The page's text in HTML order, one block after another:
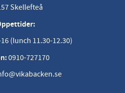
Skellefteå
(lunch 11.30-12.30)
0910-727170